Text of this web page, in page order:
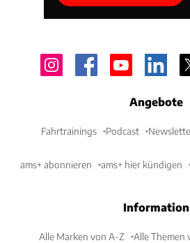
Angebote
Fahrtrainings Podcast
ams+ abonnieren ams+ hier kündigen
Information
Alle Marken von A-Z Alle Themen